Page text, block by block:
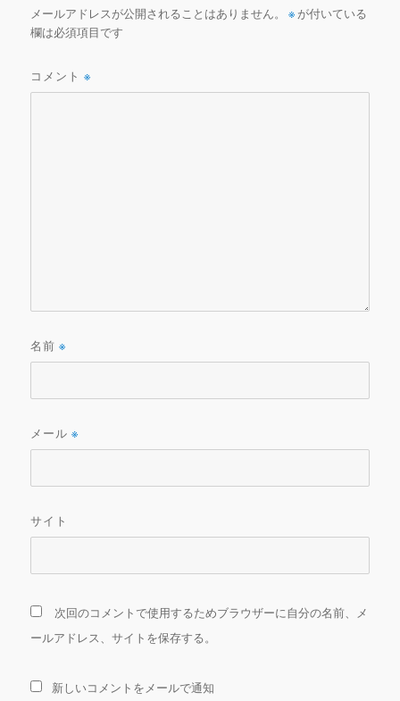
メールアドレスが公開されることはありません。 ※ が付いている
欄は必須項目です
コメント※
名前※
メール※
サイト
次回のコメントで使用するためブラウザーに自分の名前、メ
ールアドレス、サイトを保存する。
新しいコメントをメールで通知